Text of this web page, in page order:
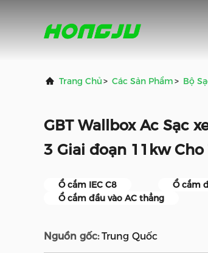
Trang Chủ> Các Sản Phẩm> Bộ
GBT Wallbox Ac Sạc
3 Giai đoạn 11kw Cho
Ổ cắm IEC C8
Ổ cắm
Ổ cắm đầu vào AC thẳng
Nguồn gốc: Trung Quốc